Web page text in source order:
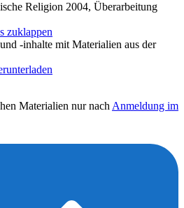
Religion 2004, Überarbeitung
zuklappen
-inhalte mit Materialien aus der
Materialien nur nach Anmeldung im